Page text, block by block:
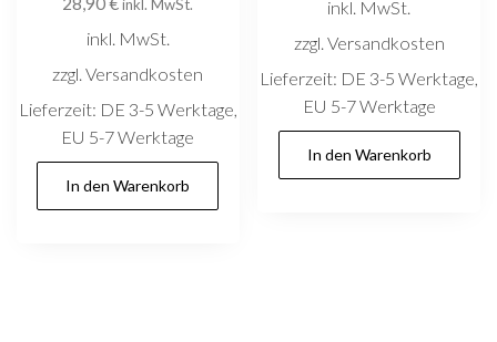
inkl. MwSt.
inkl. MwSt.
zzgl. Versandkosten
Lieferzeit: DE 3-5 Werktage,
EU 5-7 Werktage
In den Warenkorb
inkl. MwSt.
zzgl. Versandkosten
Lieferzeit: DE 3-5 Werktage,
EU 5-7 Werktage
In den Warenkorb